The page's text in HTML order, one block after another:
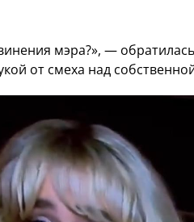
мэра?», —
от смеха над